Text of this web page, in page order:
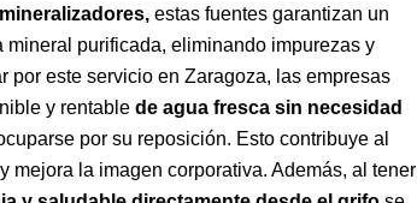
estas fuentes garantizan un
mineral purificada, eliminando impurezas y
por este servicio en Zaragoza, las empresas
y rentable de agua fresca sin necesidad
por su reposición. Esto contribuye al
mejora la imagen corporativa. Además, al tener